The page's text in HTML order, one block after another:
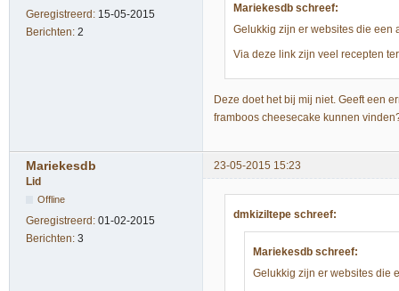
Geregistreerd: 15-05-2015
Berichten: 2
Mariekesdb schreef:
Gelukkig zijn er websites die een
Via deze link zijn veel recepten
Deze doet het bij mij niet. Geeft een
framboos cheesecake kunnen
Mariekesdb
23-05-2015 15:23
Lid
Offline
Geregistreerd: 01-02-2015
Berichten: 3
dmkiziltepe schreef:
Mariekesdb schreef:
Gelukkig zijn er websites die